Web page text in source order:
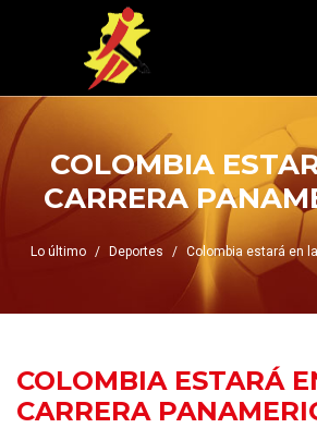
COLOMBIA
CARRERA
Lo último Deportes Colombia estará en
COLOMBIA ESTARÁ
CARRERA